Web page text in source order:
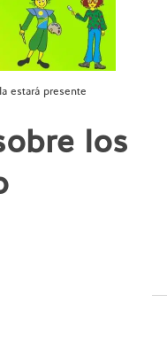
estará presente
los